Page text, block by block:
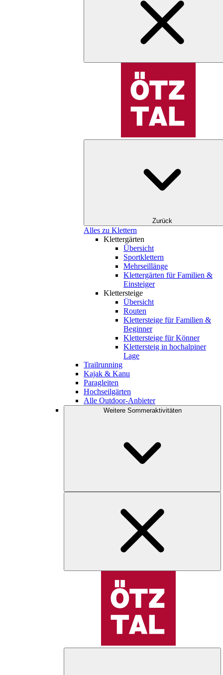
Zurück
Alles zu Klettern
Klettergärten
Übersicht
Sportklettern
Mehrseillänge
Klettergärten für Familien &
Einsteiger
Klettersteige
Übersicht
Routen
Klettersteige für Familien &
Beginner
Klettersteige für Könner
Klettersteig in hochalpiner
Lage
Trailrunning
Kajak & Kanu
Paragleiten
Hochseilgärten
Alle Outdoor-Anbieter
Weitere Sommeraktivitäten